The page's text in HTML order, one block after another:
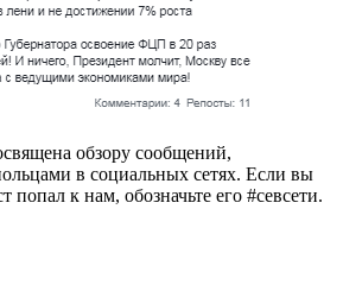
обзору сообщений,
в социальных сетях. Если вы
попал к нам, обозначьте его #севсети.